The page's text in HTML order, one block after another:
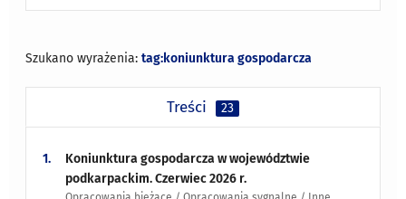
Szukano wyrażenia:tag:koniunktura gospodarcza
Treści 23
1.
Koniunktura gospodarcza w województwie
podkarpackim. Czerwiec 2026 r.